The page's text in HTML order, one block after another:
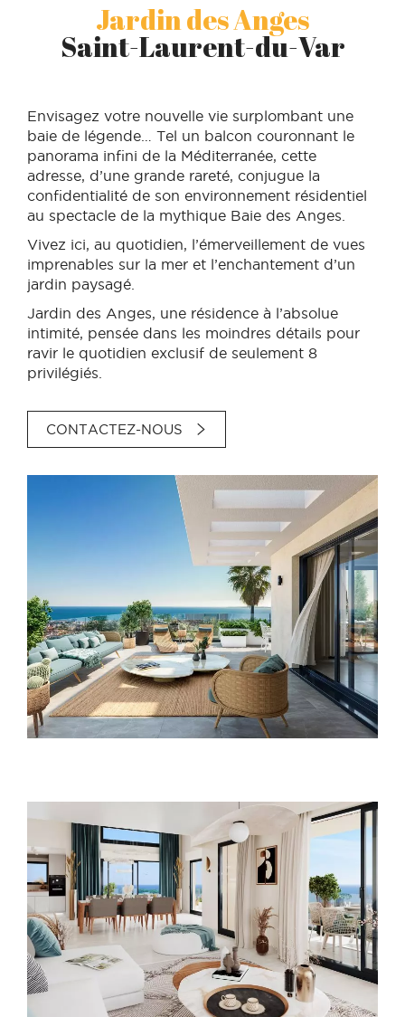
Jardin des Anges
Saint-Laurent-du-Var
Envisagez votre nouvelle vie surplombant une
baie de légende… Tel un balcon couronnant le
panorama infini de la Méditerranée, cette
adresse, d’une grande rareté, conjugue la
confidentialité de son environnement résidentiel
au spectacle de la mythique Baie des Anges.
Vivez ici, au quotidien, l’émerveillement de vues
imprenables sur la mer et l’enchantement d’un
jardin paysagé.
Jardin des Anges, une résidence à l’absolue
intimité, pensée dans les moindres détails pour
ravir le quotidien exclusif de seulement 8
privilégiés.
CONTACTEZ-NOUS